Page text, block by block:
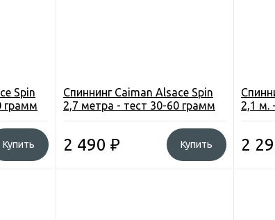
Spin
грамм
Купить
Спиннинг Caiman Alsace Spin
2,7 метра - тест 30-60 грамм
2 490 ₽ Купить
2,1 м.
2